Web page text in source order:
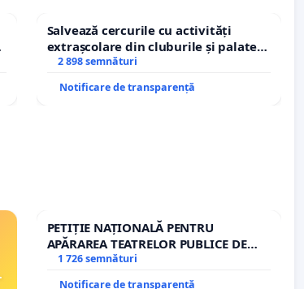
Salvează cercurile cu activități
extrașcolare din cluburile și palatele
copiilor
2 898 semnături
Notificare de transparență
PETIȚIE NAȚIONALĂ PENTRU
APĂRAREA TEATRELOR PUBLICE DE
REPERTORIU DIN ROMÂNIA
1 726 semnături
Notificare de transparență